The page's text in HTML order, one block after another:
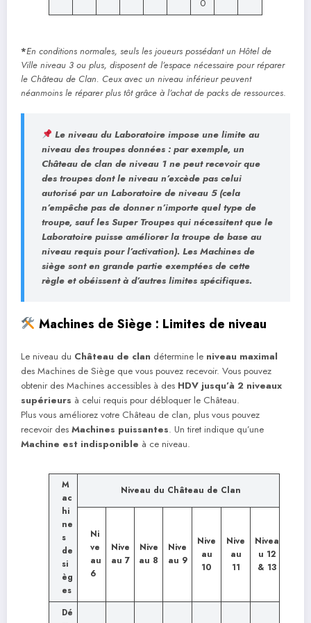
0
*En conditions normales, seuls les joueurs possédant un Hôtel de
Ville niveau 3 ou plus, disposent de l’espace nécessaire pour réparer
le Château de Clan. Ceux avec un niveau inférieur peuvent
néanmoins le réparer plus tôt grâce à l’achat de packs de ressources.
Le niveau du Laboratoire impose une limite au
niveau des troupes données : par exemple, un
Château de clan de niveau 1 ne peut recevoir que
des troupes dont le niveau n’excède pas celui
autorisé par un Laboratoire de niveau 5 (cela
n’empêche pas de donner n’importe quel type de
troupe, sauf les Super Troupes qui nécessitent que le
Laboratoire puisse améliorer la troupe de base au
niveau requis pour l’activation). Les Machines de
siège sont en grande partie exemptées de cette
règle et obéissent à d’autres limites spécifiques.
Machines de Siège : Limites de niveau
Le niveau du Château de clan détermine le niveau maximal
des Machines de Siège que vous pouvez recevoir. Vous pouvez
obtenir des Machines accessibles à des HDV jusqu’à 2 niveaux
supérieurs à celui requis pour débloquer le Château.
Plus vous améliorez votre Château de clan, plus vous pouvez
recevoir des Machines puissantes. Un tiret indique qu’une
Machine est indisponible à ce niveau.
M
ac
hi
ne
s
de
si
èg
es
Niveau du Château de Clan
Ni
ve
au
6
Nive
au 7
Nive
au 8
Nive
au 9
Nive
au
10
Nive
au
11
Nivea
u 12
& 13
Dé